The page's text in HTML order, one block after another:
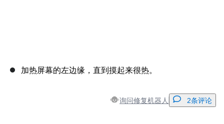
加热屏幕的左边缘，直到摸起来很热。
询问修复机器人 2条评论